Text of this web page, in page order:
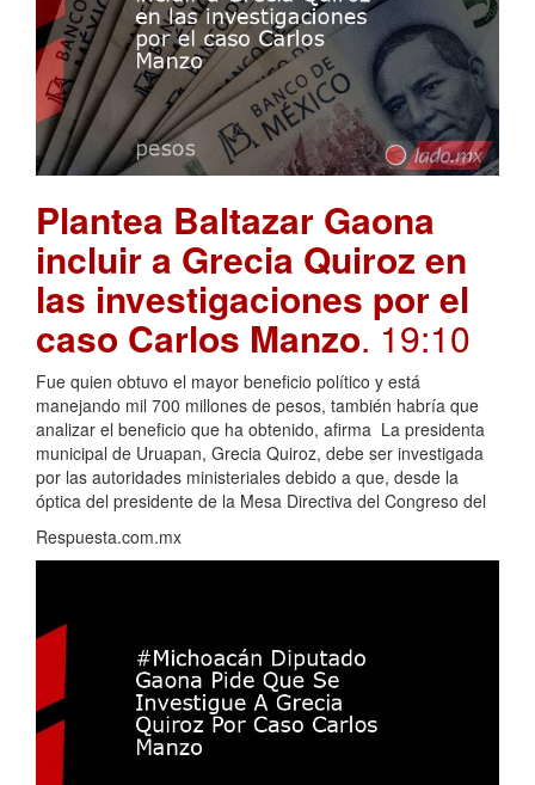
Plantea Baltazar Gaona
incluir a Grecia Quiroz en
las investigaciones por el
caso Carlos Manzo. 19:10
Fue quien obtuvo el mayor beneficio político y está
manejando mil 700 millones de pesos, también habría que
analizar el beneficio que ha obtenido, afirma La presidenta
municipal de Uruapan, Grecia Quiroz, debe ser investigada
por las autoridades ministeriales debido a que, desde la
óptica del presidente de la Mesa Directiva del Congreso del
Respuesta.com.mx